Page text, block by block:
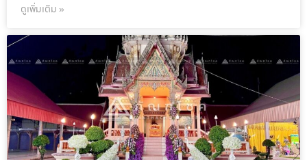
ดูเพิ่มเติม »